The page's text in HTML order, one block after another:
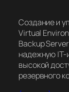
Создание и
Virtual
Backup
надежную IT-
высокой
резервного